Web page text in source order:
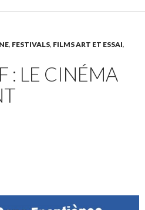
, FESTIVALS, FILMS ART ET ESSAI,
: LE CINÉMA